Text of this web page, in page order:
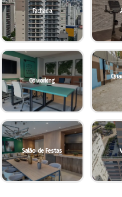
Fachada
Coworking
Salão de Festas